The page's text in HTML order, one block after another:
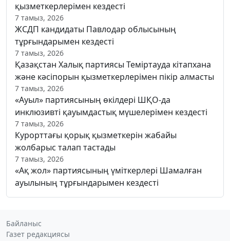
қызметкерлерімен кездесті
7 тамыз, 2026
ЖСДП кандидаты Павлодар облысының
тұрғындарымен кездесті
7 тамыз, 2026
Қазақстан Халық партиясы Теміртауда кітапхана
және кәсіпорын қызметкерлерімен пікір алмасты
7 тамыз, 2026
«Ауыл» партиясының өкілдері ШҚО-да
инклюзивті қауымдастық мүшелерімен кездесті
7 тамыз, 2026
Курорттағы қорық қызметкерін жабайы
жолбарыс талап тастады
7 тамыз, 2026
«Ақ жол» партиясының үміткерлері Шамалған
ауылының тұрғындарымен кездесті
Байланыс
Газет редакциясы